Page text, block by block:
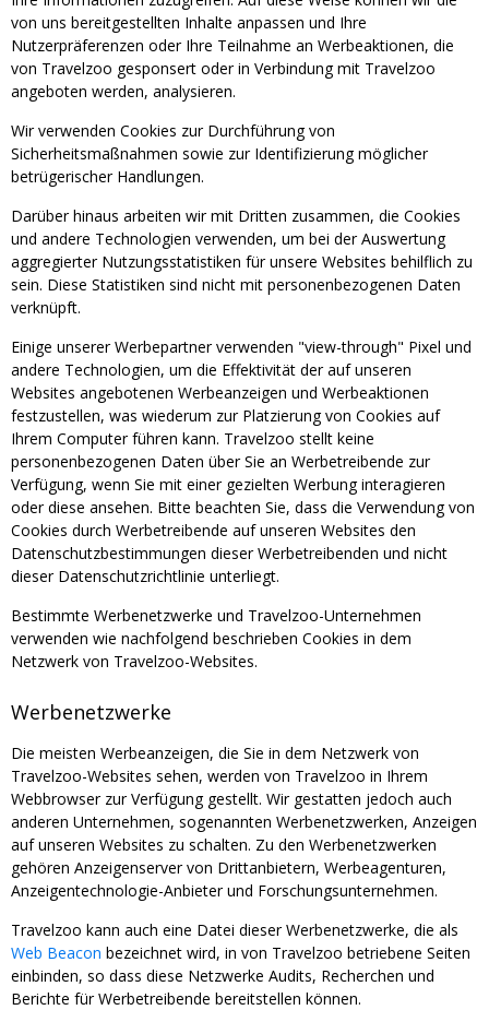
von uns bereitgestellten Inhalte anpassen und Ihre
Nutzerpräferenzen oder Ihre Teilnahme an Werbeaktionen, die
von Travelzoo gesponsert oder in Verbindung mit Travelzoo
angeboten werden, analysieren.
Wir verwenden Cookies zur Durchführung von
Sicherheitsmaßnahmen sowie zur Identifizierung möglicher
betrügerischer Handlungen.
Darüber hinaus arbeiten wir mit Dritten zusammen, die Cookies
und andere Technologien verwenden, um bei der Auswertung
aggregierter Nutzungsstatistiken für unsere Websites behilflich zu
sein. Diese Statistiken sind nicht mit personenbezogenen Daten
verknüpft.
Einige unserer Werbepartner verwenden "view-through" Pixel und
andere Technologien, um die Effektivität der auf unseren
Websites angebotenen Werbeanzeigen und Werbeaktionen
festzustellen, was wiederum zur Platzierung von Cookies auf
Ihrem Computer führen kann. Travelzoo stellt keine
personenbezogenen Daten über Sie an Werbetreibende zur
Verfügung, wenn Sie mit einer gezielten Werbung interagieren
oder diese ansehen. Bitte beachten Sie, dass die Verwendung von
Cookies durch Werbetreibende auf unseren Websites den
Datenschutzbestimmungen dieser Werbetreibenden und nicht
dieser Datenschutzrichtlinie unterliegt.
Bestimmte Werbenetzwerke und Travelzoo-Unternehmen
verwenden wie nachfolgend beschrieben Cookies in dem
Netzwerk von Travelzoo-Websites.
Werbenetzwerke
Die meisten Werbeanzeigen, die Sie in dem Netzwerk von
Travelzoo-Websites sehen, werden von Travelzoo in Ihrem
Webbrowser zur Verfügung gestellt. Wir gestatten jedoch auch
anderen Unternehmen, sogenannten Werbenetzwerken, Anzeigen
auf unseren Websites zu schalten. Zu den Werbenetzwerken
gehören Anzeigenserver von Drittanbietern, Werbeagenturen,
Anzeigentechnologie-Anbieter und Forschungsunternehmen.
Travelzoo kann auch eine Datei dieser Werbenetzwerke, die als
Web Beacon bezeichnet wird, in von Travelzoo betriebene Seiten
einbinden, so dass diese Netzwerke Audits, Recherchen und
Berichte für Werbetreibende bereitstellen können.